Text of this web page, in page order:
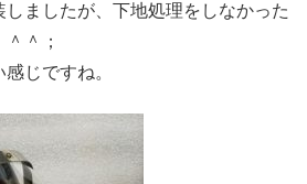
ましたが、下地処理をしなかった
＾；
じですね。